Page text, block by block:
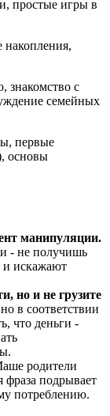
простые игры в
накопления,
знакомство с
семейных
первые
основы
манипуляции.
- не получишь
и искажают
но и не грузите
в соответствии
что деньги -
родители
фраза подрывает
потреблению.